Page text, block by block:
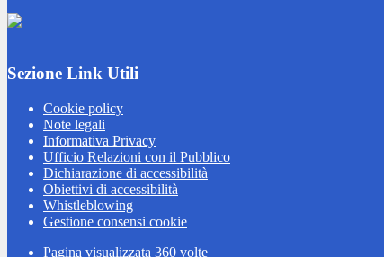
Sezione Link Utili
Cookie policy
Note legali
Informativa Privacy
Ufficio Relazioni con il Pubblico
Dichiarazione di accessibilità
Obiettivi di accessibilità
Whistleblowing
Gestione consensi cookie
Pagina visualizzata 360 volte